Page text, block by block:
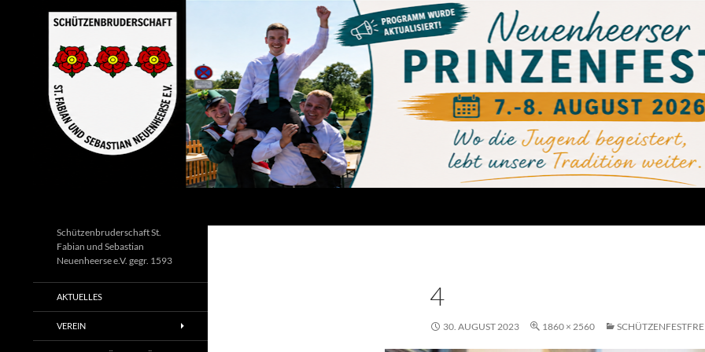
4
30. AUGUST 2023 1860 × 2560
Schützenbruderschaft St.
Fabian und Sebastian
Neuenheerse e.V. gegr. 1593
AKTUELLES
VEREIN